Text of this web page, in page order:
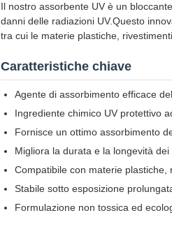
Il nostro assorbente UV è un
danni delle radiazioni UV.Questo
tra cui le materie plastiche,
Caratteristiche chiave
Agente di assorbimento efficace
Ingrediente chimico UV protettivo
Fornisce un ottimo assorbimento
Migliora la durata e la longevità
Compatibile con materie plastiche,
Stabile sotto esposizione
Formulazione non tossica ed